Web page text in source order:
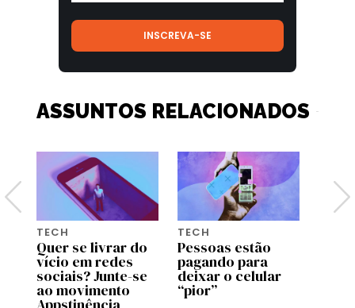
ASSUNTOS RELACIONADOS
TECH
Quer se livrar do
vício em redes
sociais? Junte-se
ao movimento
TECH
Pessoas estão
pagando para
deixar o celular
“pior”